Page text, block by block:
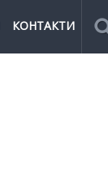
КОНТАКТИ